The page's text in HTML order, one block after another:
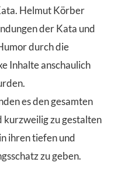
Helmut Körber
der Kata und
durch die
Inhalte anschaulich
es den gesamten
kurzweilig zu gestalten
ihren tiefen und
zu geben.